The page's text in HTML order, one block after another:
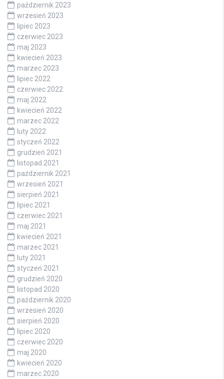
październik 2023
wrzesień 2023
lipiec 2023
czerwiec 2023
maj 2023
kwiecień 2023
marzec 2023
lipiec 2022
czerwiec 2022
maj 2022
kwiecień 2022
marzec 2022
luty 2022
styczeń 2022
grudzień 2021
listopad 2021
październik 2021
wrzesień 2021
sierpień 2021
lipiec 2021
czerwiec 2021
maj 2021
kwiecień 2021
marzec 2021
luty 2021
styczeń 2021
grudzień 2020
listopad 2020
październik 2020
wrzesień 2020
sierpień 2020
lipiec 2020
czerwiec 2020
maj 2020
kwiecień 2020
marzec 2020